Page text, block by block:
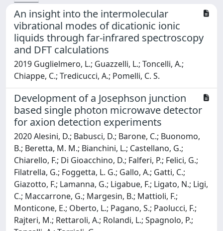
An insight into the intermolecular
vibrational modes of dicationic ionic
liquids through far-infrared spectroscopy
and DFT calculations
2019 Guglielmero, L.; Guazzelli, L.; Toncelli, A.;
Chiappe, C.; Tredicucci, A.; Pomelli, C. S.
Development of a Josephson junction
based single photon microwave detector
for axion detection experiments
2020 Alesini, D.; Babusci, D.; Barone, C.; Buonomo,
B.; Beretta, M. M.; Bianchini, L.; Castellano, G.;
Chiarello, F.; Di Gioacchino, D.; Falferi, P.; Felici, G.;
Filatrella, G.; Foggetta, L. G.; Gallo, A.; Gatti, C.;
Giazotto, F.; Lamanna, G.; Ligabue, F.; Ligato, N.; Ligi,
C.; Maccarrone, G.; Margesin, B.; Mattioli, F.;
Monticone, E.; Oberto, L.; Pagano, S.; Paolucci, F.;
Rajteri, M.; Rettaroli, A.; Rolandi, L.; Spagnolo, P.;